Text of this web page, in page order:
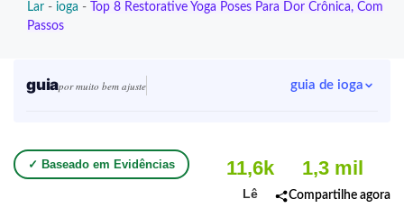
Lar - ioga -
Top 8 Restorative Yoga Poses Para Dor Crônica, Com
Passos
guiapor muito bem ajuste guia de ioga
✓ Baseado em Evidências 11,6k
Lê
1,3 mil
Compartilhe agora